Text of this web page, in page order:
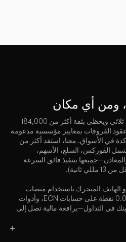
ومن أي مكان
WISUNO هي كيان خاضع لتنظيم ثلاثي ويحظى بثقة أكثر من 184,000
الفروقات بمعايير مؤسسية مدعومة
المؤكدة في الأسواق. معنا، استفد أكثر من
تشمل الفوركس، السلع، الأسهم،
بتنفيذ فائق السرعة
الهاتف المتحرك باستخدام منصات
تداول متطورة، هوامش تبدأ من 0.0 نقطة على حسابات ECN، وأدوات
في التداول—برافعة مالية تصل إلى